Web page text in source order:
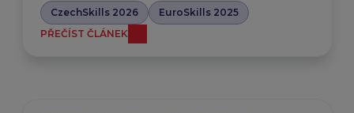
CzechSkills 2026
EuroSkills 2025
PŘEČÍST ČLÁNEK